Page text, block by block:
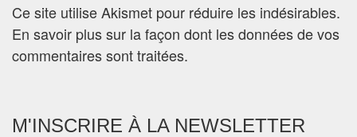
Ce site utilise Akismet pour réduire les indésirables.
En savoir plus sur la façon dont les données de vos
commentaires sont traitées.
M'INSCRIRE À LA NEWSLETTER